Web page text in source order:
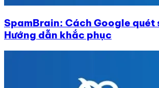
SpamBrain: Cách Google quét
Hướng dẫn khắc phục